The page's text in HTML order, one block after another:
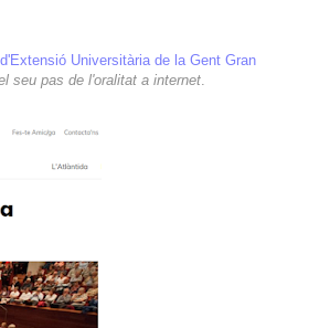
Universitària de la Gent Gran
seu pas de l'oralitat a internet